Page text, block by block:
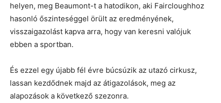
helyen, meg Beaumont-t a hatodikon, aki Faircloughhoz
hasonló őszinteséggel örült az eredményének,
visszaigazolást kapva arra, hogy van keresni valójuk
ebben a sportban.
És ezzel egy újabb fél évre búcsúzik az utazó cirkusz,
lassan kezdődnek majd az átigazolások, meg az
alapozások a következő szezonra.